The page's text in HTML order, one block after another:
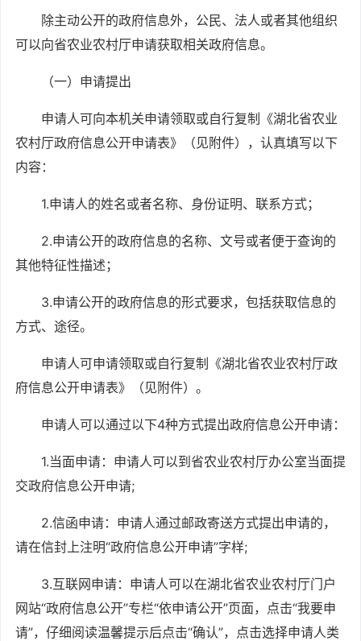
除主动公开的政府信息外，公民、法人或者其他组织
可以向省农业农村厅申请获取相关政府信息。
（一）申请提出
申请人可向本机关申请领取或自行复制《湖北省农业
农村厅政府信息公开申请表》（见附件），认真填写以下
内容：
1.申请人的姓名或者名称、身份证明、联系方式；
2.申请公开的政府信息的名称、文号或者便于查询的
其他特征性描述；
3.申请公开的政府信息的形式要求，包括获取信息的
方式、途径。
申请人可申请领取或自行复制《湖北省农业农村厅政
府信息公开申请表》（见附件）。
申请人可以通过以下4种方式提出政府信息公开申请：
1.当面申请：申请人可以到省农业农村厅办公室当面提
交政府信息公开申请;
2.信函申请：申请人通过邮政寄送方式提出申请的，
请在信封上注明“政府信息公开申请”字样;
3.互联网申请：申请人可以在湖北省农业农村厅门户
网站“政府信息公开”专栏“依申请公开”页面，点击“我要申
请”，仔细阅读温馨提示后点击“确认”，点击选择申请人类